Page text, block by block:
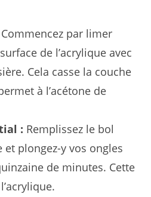
Commencez par limer
de l’acrylique avec
Cela casse la couche
à l’acétone de
: Remplissez le bol
et plongez-y vos ongles
de minutes. Cette